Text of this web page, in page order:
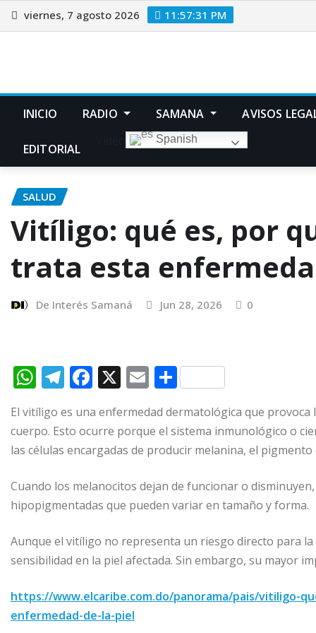
viernes, 7 agosto 2026 11:57:32 PM
INICIO RADIO SAMANA AVISOS
EDITORIAL
Spanish
SALUD
Vitíligo: qué es, por
trata esta
De Interés Samaná Jun 28, 2026 0
W
h
at
s
p
p
T
e
g
m
F
c
e
b
o
o
k
X E
m
ai
l
C
m
p
ti
r
El vitíligo es una enfermedad dermatológica que
cuerpo. Esto ocurre porque el sistema inmunológico o
las células encargadas de producir melanina, el pigmento
Cuando los melanocitos dejan de funcionar o
hipopigmentadas que pueden variar en tamaño y forma.
Aunque el vitíligo no representa un riesgo directo para
sensibilidad en la piel afectada. Sin embargo, su mayor
https://www.elcaribe.com.do/panorama/pais/vitiligo-
enfermedad-de-la-piel